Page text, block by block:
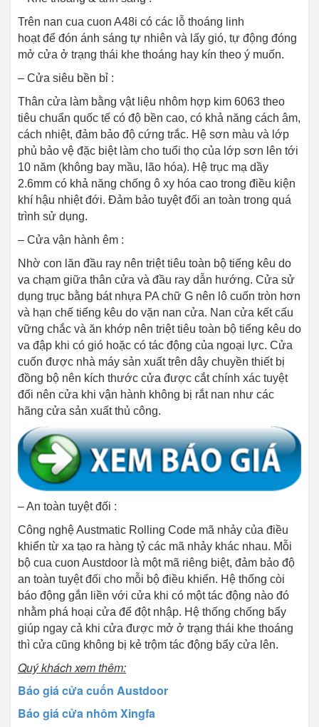
Trên nan cua cuon A48i có các lỗ thoáng linh
hoạt để đón ánh sáng tự nhiên và lấy gió, tự động đóng
mở cửa ở trạng thái khe thoáng hay kín theo ý muốn.
– Cửa siêu bền bỉ :
Thân cửa làm bằng vật liệu nhôm hợp kim 6063 theo
tiêu chuẩn quốc tế có độ bền cao, có khả năng cách âm,
cách nhiệt, đảm bảo độ cứng trắc. Hệ sơn màu và lớp
phủ bảo vệ đặc biệt làm cho tuổi thọ của lớp sơn lên tới
10 năm (không bay mầu, lão hóa). Hệ trục mạ dầy
2.6mm có khả năng chống ô xy hóa cao trong điều kiện
khí hậu nhiệt đới. Đảm bảo tuyệt đối an toàn trong quá
trình sử dụng.
– Cửa vận hành êm :
Nhờ con lăn đầu ray nên triệt tiêu toàn bộ tiếng kêu do
va chạm giữa thân cửa và đầu ray dẫn hướng. Cửa sử
dụng trục bằng bát nhựa PA chữ G nên lô cuốn tròn hơn
và hạn chế tiếng kêu do vặn nan cửa. Nan cửa kết cấu
vững chắc và ăn khớp nên triệt tiêu toàn bộ tiếng kêu do
va đập khi có gió hoặc có tác động của ngoại lực. Cửa
cuốn được nhà máy sản xuất trên dây chuyền thiết bị
đồng bộ nên kích thước cửa được cắt chính xác tuyệt
đối nên cửa khi vận hành không bị rắt nan như các
hãng cửa sản xuất thủ công.
– An toàn tuyệt đối :
Công nghệ Austmatic Rolling Code mã nhảy của điều
khiển từ xa tạo ra hàng tỷ các mã nhảy khác nhau. Mỗi
bộ cua cuon Austdoor là một mã riêng biệt, đảm bảo độ
an toàn tuyệt đối cho mỗi bộ điều khiển. Hệ thống còi
báo động gắn liền với cửa khi có một tác động nào đó
nhằm phá hoại cửa để đột nhập. Hệ thống chống bẩy
giúp ngay cả khi cửa được mở ở trạng thái khe thoáng
thì cửa cũng không bị kẻ trộm tác động bẩy cửa lên.
Quý khách xem thêm:
Báo giá cửa cuốn Austdoor
Báo giá cửa nhôm Xingfa